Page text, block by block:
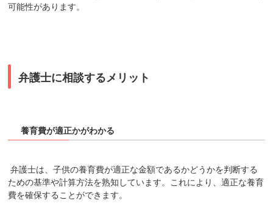
可能性があります。
弁護士に相談するメリット
養育費が適正かがわかる
弁護士は、子供の養育費が適正な金額であるかどうかを判断する
ための基準や計算方法を熟知しています。これにより、適正な養育
費を確保することができます。